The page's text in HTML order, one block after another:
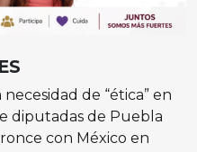
de “ética” en
diputadas de Puebla
con México en